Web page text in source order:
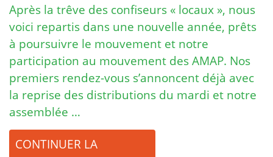
Après la trêve des confiseurs « locaux », nous
voici repartis dans une nouvelle année, prêts
à poursuivre le mouvement et notre
participation au mouvement des AMAP. Nos
premiers rendez-vous s’annoncent déjà avec
la reprise des distributions du mardi et notre
assemblée …
CONTINUER LA